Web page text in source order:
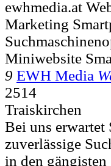
ewhmedia.at
Marketing
Miniwebsite
9 EWH Media
2514
Traiskirchen
Bei uns erwartet
zuverlässige
in den